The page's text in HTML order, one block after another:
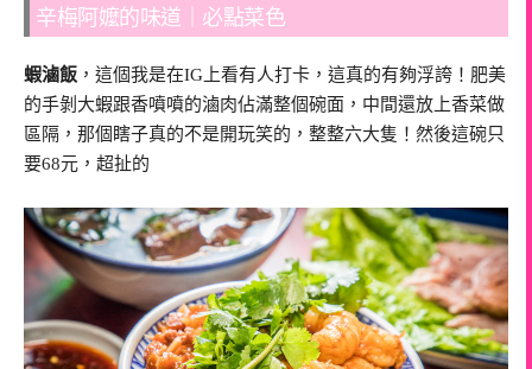
辛梅阿嬤的味道｜必點菜色
蝦滷飯 ，這個我是在IG上看有人打卡，這真的有夠浮誇！肥美
的手剝大蝦跟香噴噴的滷肉佔滿整個碗面，中間還放上香菜做
區隔，那個瞎子真的不是開玩笑的，整整六大隻！然後這碗只
要68元，超扯的